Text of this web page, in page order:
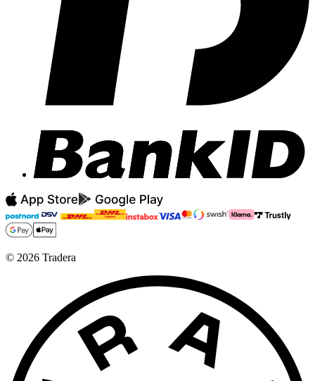
© 2026 Tradera